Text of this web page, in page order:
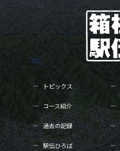
トピックス
コース紹介
過去の記録
駅伝ひろば